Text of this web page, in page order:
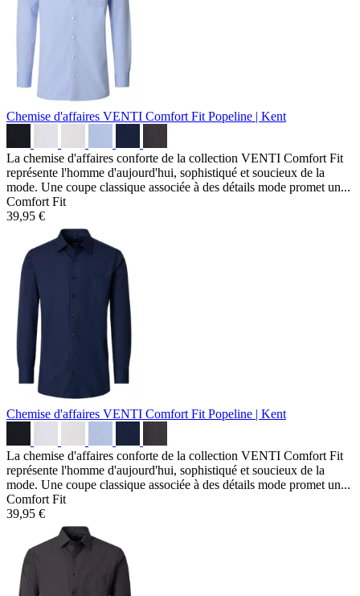
Chemise d'affaires VENTI Comfort Fit Popeline | Kent
La chemise d'affaires conforte de la collection VENTI Comfort Fit
représente l'homme d'aujourd'hui, sophistiqué et soucieux de la
mode. Une coupe classique associée à des détails mode promet un...
Comfort Fit
39,95 €
Chemise d'affaires VENTI Comfort Fit Popeline | Kent
La chemise d'affaires conforte de la collection VENTI Comfort Fit
représente l'homme d'aujourd'hui, sophistiqué et soucieux de la
mode. Une coupe classique associée à des détails mode promet un...
Comfort Fit
39,95 €